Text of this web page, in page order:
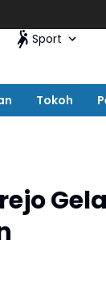
Sport
Tokoh